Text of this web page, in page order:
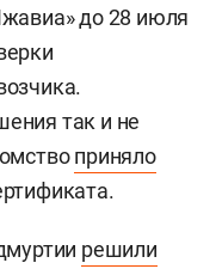
до 28 июля
так и не
приняло
решили